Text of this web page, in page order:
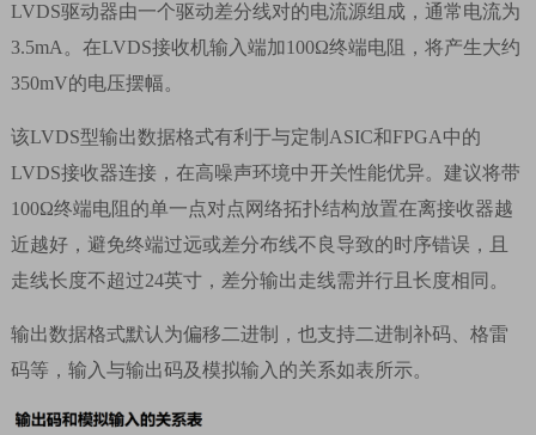
LVDS驱动器由一个驱动差分线对的电流源组成，通常电流为
3.5mA 。在LVDS接收机输入端加100Ω终端电阻，将产生大约
350mV的电压摆幅。
该LVDS型输出数据格式有利于与定制 ASIC和FPGA中的
LVDS接收器连接，在高噪声环境中开关性能优异。建议将带
100Ω终端电阻的单一点对点网络拓扑结构放置在离接收器越
近越好，避免终端过远或差分布线不良导致的时序错误，且
走线长度不超过24英寸，差分输出走线需并行且长度相同。
输出数据格式默认为偏移二进制，也支持二进制补码、格雷
码等，输入与输出码及模拟输入的关系如表所示。